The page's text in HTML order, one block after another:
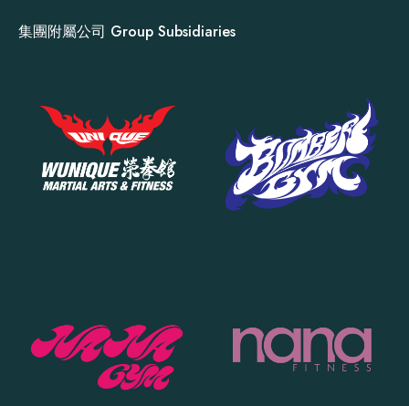
集團附屬公司 Group Subsidiaries